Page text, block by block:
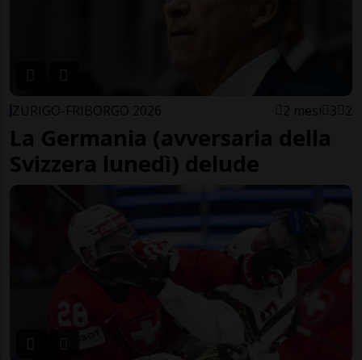
ZURIGO-FRIBORGO 2026 2 mesi 3 2
La Germania (avversaria della
Svizzera lunedì) delude